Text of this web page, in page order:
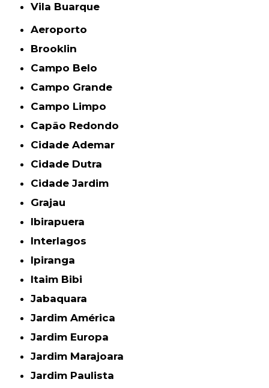
Vila Buarque
Aeroporto
Brooklin
Campo Belo
Campo Grande
Campo Limpo
Capão Redondo
Cidade Ademar
Cidade Dutra
Cidade Jardim
Grajau
Ibirapuera
Interlagos
Ipiranga
Itaim Bibi
Jabaquara
Jardim América
Jardim Europa
Jardim Marajoara
Jardim Paulista